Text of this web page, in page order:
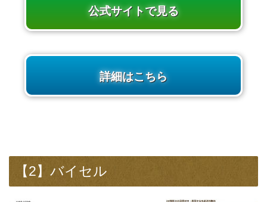
公式サイトで見る
詳細はこちら
【2】バイセル